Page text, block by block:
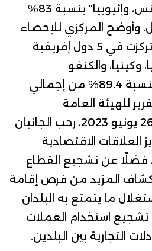
والسودان، وكينيا، وتونس، وإثيوبيا" بنسبة 83%
وأوضح المركزي للإحصاء
أن أعلى قيم الواردات تركزت في 5 دول إفريقية
وكينيا، والكنغو
الديمقراطية، وليبيا" بنسبة 89.4% من إجمالي
للهيئة العامة
رحب الجانبان
العلاقات الاقتصادية
فضلًا عن تشجيع القطاع
المزيد من فرص إقامة
ما يتمتع به البلدان
استخدام العملات
التجارية بين البلدين.